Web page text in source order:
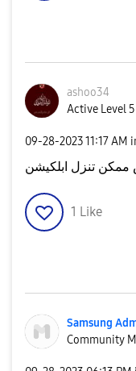
ashoo34
Active Level 5
‎09-28-202311:17 AM
تنزل ابلكيشن
1 Like
Samsung
Community